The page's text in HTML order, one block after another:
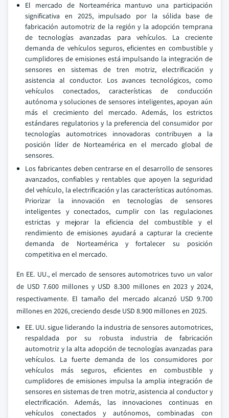
El mercado de Norteamérica mantuvo una participación
significativa en 2025, impulsado por la sólida base de
fabricación automotriz de la región y la adopción temprana
de tecnologías avanzadas para vehículos. La creciente
demanda de vehículos seguros, eficientes en combustible y
cumplidores de emisiones está impulsando la integración de
sensores en sistemas de tren motriz, electrificación y
asistencia al conductor. Los avances tecnológicos, como
vehículos conectados, características de conducción
autónoma y soluciones de sensores inteligentes, apoyan aún
más el crecimiento del mercado. Además, los estrictos
estándares regulatorios y la preferencia del consumidor por
tecnologías automotrices innovadoras contribuyen a la
posición líder de Norteamérica en el mercado global de
sensores.
Los fabricantes deben centrarse en el desarrollo de sensores
avanzados, confiables y rentables que apoyen la seguridad
del vehículo, la electrificación y las características autónomas.
Priorizar la innovación en tecnologías de sensores
inteligentes y conectados, cumplir con las regulaciones
estrictas y mejorar la eficiencia del combustible y el
rendimiento de emisiones ayudará a capturar la creciente
demanda de Norteamérica y fortalecer su posición
competitiva en el mercado.
En EE. UU., el mercado de sensores automotrices tuvo un valor
de USD 7.600 millones y USD 8.300 millones en 2023 y 2024,
respectivamente. El tamaño del mercado alcanzó USD 9.700
millones en 2026, creciendo desde USD 8.900 millones en 2025.
EE. UU. sigue liderando la industria de sensores automotrices,
respaldada por su robusta industria de fabricación
automotriz y la alta adopción de tecnologías avanzadas para
vehículos. La fuerte demanda de los consumidores por
vehículos más seguros, eficientes en combustible y
cumplidores de emisiones impulsa la amplia integración de
sensores en sistemas de tren motriz, asistencia al conductor y
electrificación. Además, las innovaciones continuas en
vehículos conectados y autónomos, combinadas con